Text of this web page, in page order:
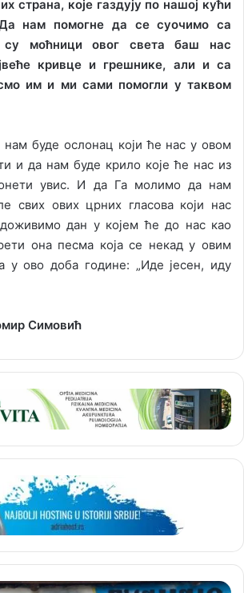
страна, које газдују по нашој кући
нам помогне да се суочимо са
моћници овог света баш нас
кривце и грешнике, али и са
им и ми сами помогли у таквом
буде ослонац који ће нас у овом
и да нам буде крило које ће нас из
увис. И да Га молимо да нам
свих ових црних гласова који нас
доживимо дан у којем ће до нас као
она песма која се некад у овим
у ово доба године: „Иде јесен, иду
Симовић